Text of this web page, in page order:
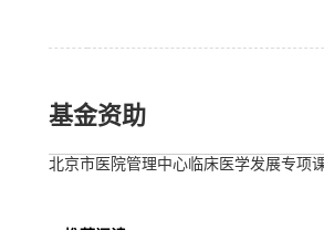
基金资助
北京市医院管理中心临床医学发展专项